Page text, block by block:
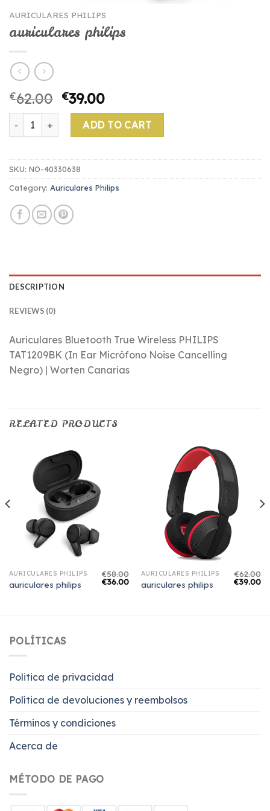
AURICULARES PHILIPS
auriculares philips
€62.00 €39.00
auriculares philips quantity
ADD TO CART
SKU: NO-40330638
Category: Auriculares Philips
DESCRIPTION
REVIEWS (0)
Auriculares Bluetooth True Wireless PHILIPS
TAT1209BK (In Ear Micrófono Noise Cancelling
Negro) | Worten Canarias
RELATED PRODUCTS
AURICULARES PHILIPS
auriculares philips
€58.00
€36.00
AURICULARES PHILIPS
auriculares philips
€62.00
€39.00
POLÍTICAS
Politica de privacidad
Política de devoluciones y reembolsos
Términos y condiciones
Acerca de
MÉTODO DE PAGO